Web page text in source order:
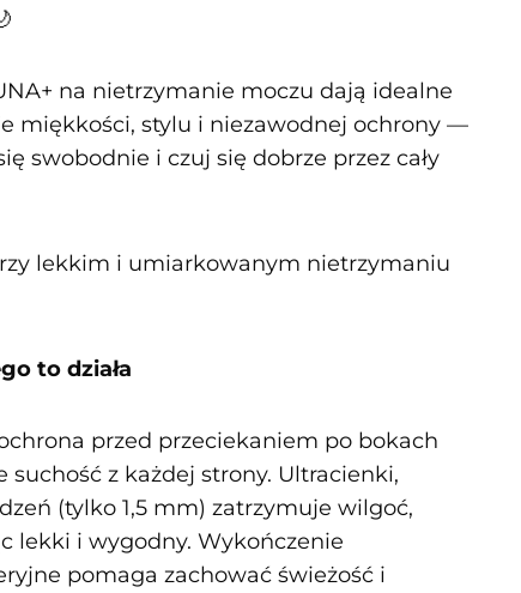
na nietrzymanie moczu dają idealne
miękkości, stylu i niezawodnej ochrony —
swobodnie i czuj się dobrze przez cały
lekkim i umiarkowanym nietrzymaniu
to działa
przed przeciekaniem po bokach
suchość z każdej strony. Ultracienki,
(tylko 1,5 mm) zatrzymuje wilgoć,
lekki i wygodny. Wykończenie
pomaga zachować świeżość i